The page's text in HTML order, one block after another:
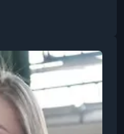
тренинг и женское